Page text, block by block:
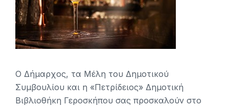
Ο Δήμαρχος, τα Μέλη του Δημοτικού
Συμβουλίου και η «Πετρίδειος» Δημοτική
Βιβλιοθήκη Γεροσκήπου σας προσκαλούν στο